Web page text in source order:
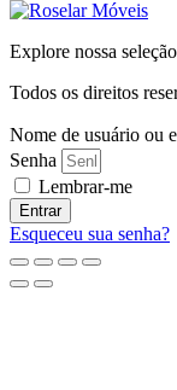
Explore nossa
Todos os direitos
Nome de usuário ou
Senha
Lembrar-me
Entrar
Esqueceu sua senha?